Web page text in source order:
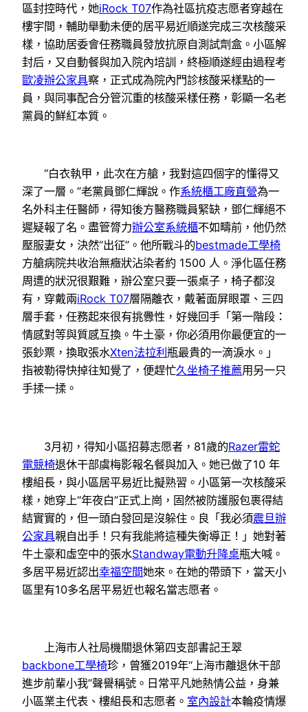
區封控時代，她iRock T07作為社區抗疫志愿者穿越在
樓宇間，輔助舉動未便的居平易近順遂完成三次核酸采
樣，協助居委會任務職員發放抗原自測試劑盒。小區解
封后，又自動餐與加入院內培訓，終極順遂經由過程考
歐凌辦公家具察，正式成為院內門診核酸采樣點的一
員，與同事配合分管沉重的核酸采樣任務，彰顯一名老
黨員的鮮紅本質。
“白衣執甲，此次在方艙，我對這四個字的懂得又
深了一層。”老黨員鄧仁輝說。作系統櫃工廠直營為一
名外科主任醫師，得知後方醫務職員緊缺，鄧仁輝絕不
遲疑報了名。盡管膂力辦公室系統櫃不如疇前，他仍然
壓服妻女，決然“出征”。他所戰斗的bestmade工學椅
方艙病院共收治無癥狀沾染者約 1500 人。淨化區任務
周遭的狀況很艱難，辦公室只要一張桌子，椅子都沒
有，穿戴兩iRock T07層隔離衣，戴著面屏眼罩、三四
層手套，任務起來很有挑釁性，好幾回手「第一階段：
情感對等與質感互換。牛土豪，你必須用你最便宜的一
張鈔票，換取張水Xten法拉利 瓶最貴的一滴淚水。」
指被勒得快掉往知覺了，便趕忙久坐椅子推薦用另一只
手揉一揉。
3月初，得知小區招募志愿者，81歲的Razer雷蛇
電競椅退休干部虞梅影報名餐與加入。她已做了10 年
樓組長，與小區居平易近比擬熟習。小區第一次核酸采
樣，她穿上“年夜白”正式上崗，固然被防護服包裹得結
結實實的，但一頭白發回是沒躲住。良「我必須震旦辦
公家具親自出手！只有我能將這種失衡導正！」她對著
牛土豪和虛空中的張水Standway電動升降桌瓶大喊。
多居平易近認出幸福空間她來。在她的帶頭下，當天小
區里有10多名居平易近也報名當志愿者。
上海市人社局機關退休第四支部書記王翠
backbone工學椅珍，曾獲2019年“上海市離退休干部
進步前輩小我”聲譽稱號。日常平凡她熱情公益，身兼
小區業主代表、樓組長和志愿者。 室內設計本輪疫情爆